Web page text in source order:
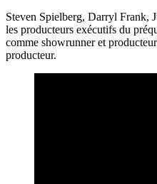
Steven Spielberg, Darryl Frank,
les producteurs exécutifs du
comme showrunner et
producteur.